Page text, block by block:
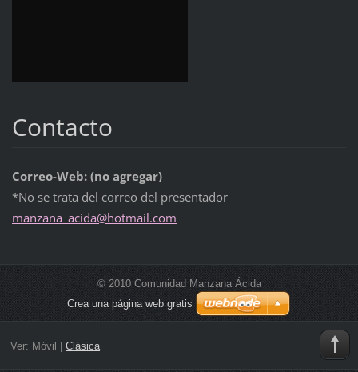
Contacto
Correo-Web: (no agregar)
*No se trata del correo del presentador
manzana_ acida@hotmail.com
© 2010 Comunidad Manzana Ácida
Crea una página web gratis
Ver: Móvil | Clásica